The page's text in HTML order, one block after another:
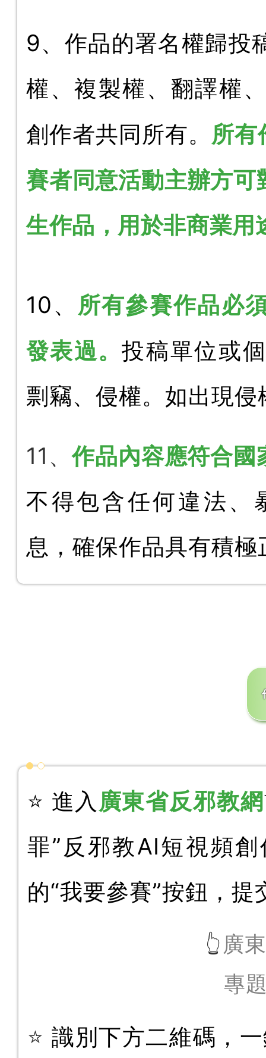
9、作品的署名權歸投
權、複製權、翻譯權
創作者共同所有。 所有
賽者同意活動主辦方
生作品，用於非商業用
10、 所有參賽作品必
發表過。投稿單位或
剽竊、侵權。如出現
11、作品內容應符合
不得包含任何違法、
息，確保作品具有積
⭐ 進入 廣東省反邪教網
罪”反邪教AI短視頻
的“我要參賽”按鈕，提
👆 廣
專
⭐識別下方二維碼，